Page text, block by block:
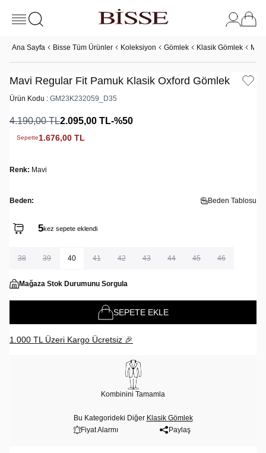
Ana Sayfa Bisse Tüm Ürünler Koleksiyon Gömlek Klasik Gömlek
Mavi Regular Fit Pamuk Klasik Oxford Gömlek
Ürün Kodu : GM23K232059_D35
4.190,00TL2.095,00 TL-%50
Sepette1.676,00 TL
Renk: Mavi
Beden: Beden Tablosu
5kez sepete eklendi
38 39 40 41 42 43 44 45 46
Mağaza Stok Durumunu Sorgula
SEPETE EKLE
1.000 TL Üzeri Kargo Ücretsiz 🎉
Kombinini Tamamla
Bu Kategorideki Diğer Klasik Gömlek
Fiyat Alarmı
Paylaş